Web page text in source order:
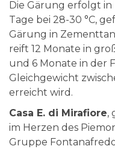
Die Gärung erfolgt in
Tage bei 28-30 °C,
Gärung in
reift 12 Monate in
und 6 Monate in der
Gleichgewicht
erreicht wird.
Casa E. di Mirafiore,
im Herzen des
Gruppe